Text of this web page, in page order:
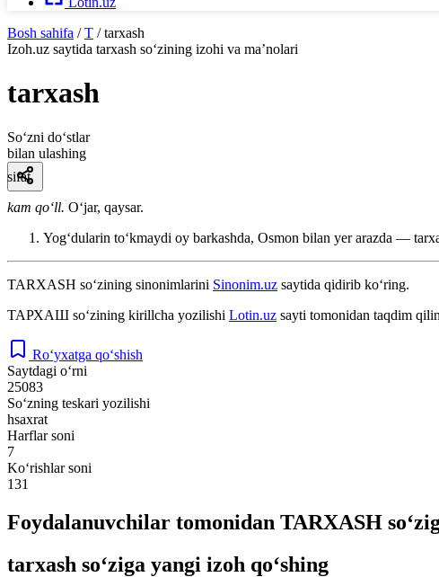
Bosh sahifa / T / tarxash
Izoh.uz saytida tarxash so‘zining izohi va ma’nolari
tarxash
So‘zni do‘stlar
bilan ulashing
sifat
kam qoʻll. Oʻjar, qaysar.
Yogʻdularin toʻkmaydi oy barkashda, Osmon bilan yer arazda —
TARXASH so‘zining sinonimlarini Sinonim.uz saytida qidirib ko‘ring.
ТАРХАШ so‘zining kirillcha yozilishi Lotin.uz sayti tomonidan taqdim
Ro‘yxatga qo‘shish
Saytdagi o‘rni
25083
So‘zning teskari yozilishi
hsaxrat
Harflar soni
7
Ko‘rishlar soni
131
Foydalanuvchilar tomonidan TARXASH
tarxash so‘ziga yangi izoh qo‘shing